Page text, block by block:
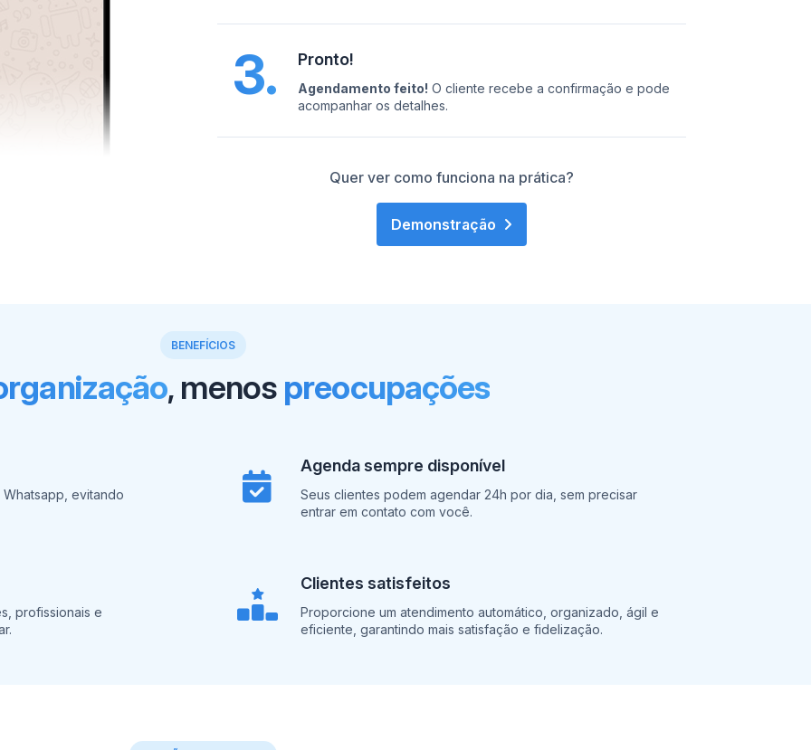
3. Pronto!
Agendamento feito! O cliente recebe a confirmação e pode
acompanhar os detalhes.
Quer ver como funciona na prática?
Demonstração
BENEFÍCIOS
, menos preocupações
evitando
Agenda sempre disponível
Seus clientes podem agendar 24h por dia, sem precisar
entrar em contato com você.
profissionais e
Clientes satisfeitos
Proporcione um atendimento automático, organizado, ágil e
eficiente, garantindo mais satisfação e fidelização.